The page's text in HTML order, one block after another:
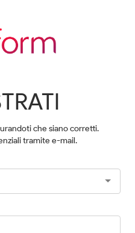
che siano corretti.
tramite e-mail.